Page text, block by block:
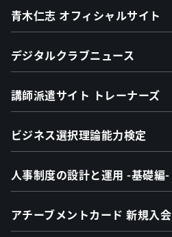
青木仁志 オフィシャルサイト
デジタルクラブニュース
講師派遣サイト トレーナーズ
ビジネス選択理論能力検定
人事制度の設計と運用 -基礎編-
アチーブメントカード 新規入会